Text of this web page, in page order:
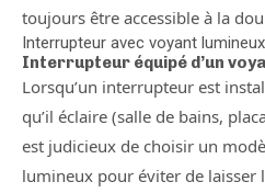
toujours être accessible à la
Interrupteur avec voyant lumineux
Interrupteur équipé d’un
Lorsqu’un interrupteur est
qu’il éclaire (salle de bains,
est judicieux de choisir un
lumineux pour éviter de laisser